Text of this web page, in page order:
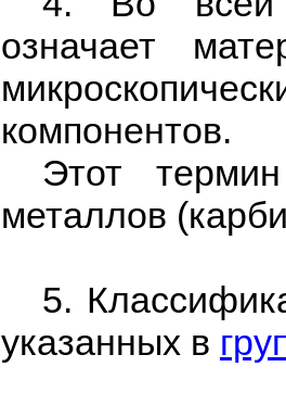
означает
компонентов.
Этот
металлов
5.
указанных в